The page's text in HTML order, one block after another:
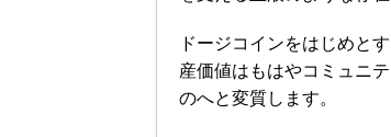
ドージコインをはじめと
産価値はもはやコミュニ
のへと変質します。